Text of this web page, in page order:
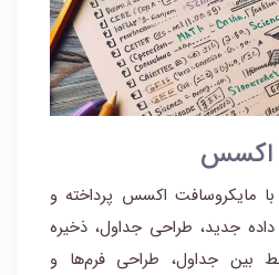
اکسس
مایکروسافت اکسس پرداخته و
جدید، طراحی جداول، ذخیره
بین جداول، طراحی فرم‌ها و